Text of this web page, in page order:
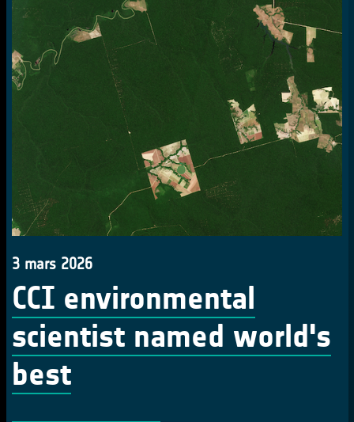
3 mars 2026
CCI environmental
scientist named world's
best